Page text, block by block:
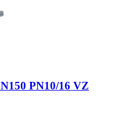
PN10/16 VZ